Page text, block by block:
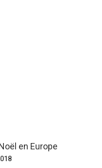
en Europe